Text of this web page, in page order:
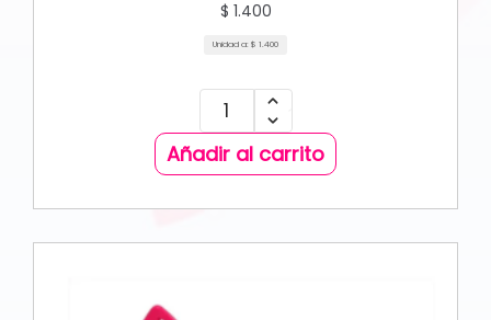
$ 1.400
Unidad a: $ 1.400
Añadir al carrito